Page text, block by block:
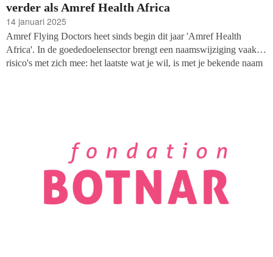
verder als Amref Health Africa
14 januari 2025
Amref Flying Doctors heet sinds begin dit jaar 'Amref Health
Africa'. In de goededoelensector brengt een naamswijziging vaak
risico's met zich mee: het laatste wat je wil, is met je bekende naam